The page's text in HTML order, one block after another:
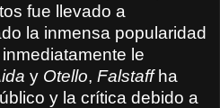
fue llevado a
la inmensa popularidad
le
y Otello, Falstaffha
y la crítica debido a